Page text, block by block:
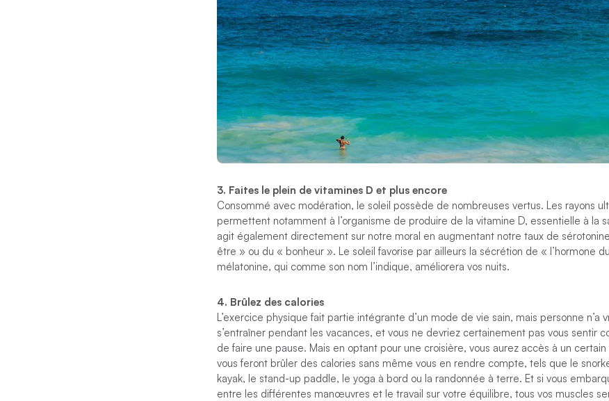
3. Faites le plein de vitamines D et plus encore
Consommé avec modération, le soleil possède de nombreuses vertus. Les rayons
permettent notamment à l’organisme de produire de la vitamine D, essentielle à la
agit également directement sur notre moral en augmentant notre taux de
être » ou du « bonheur ». Le soleil favorise par ailleurs la sécrétion de « l’hormone
mélatonine, qui comme son nom l’indique, améliorera vos nuits.
4. Brûlez des calories
L’exercice physique fait partie intégrante d’un mode de vie sain, mais personne n’a
s’entraîner pendant les vacances, et vous ne devriez certainement pas vous sentir
de faire une pause. Mais en optant pour une croisière, vous aurez accès à un
vous feront brûler des calories sans même vous en rendre compte, tels que le
kayak, le stand-up paddle, le yoga à bord ou la randonnée à terre. Et si vous
entre les différentes manœuvres et le travail sur votre équilibre, tous vos muscles